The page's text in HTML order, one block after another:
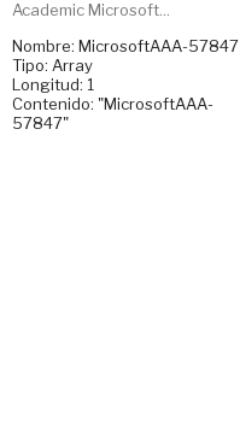
Academic Microsoft...
Nombre: MicrosoftAAA-57847
Tipo: Array
Longitud: 1
Contenido: "MicrosoftAAA-
57847"